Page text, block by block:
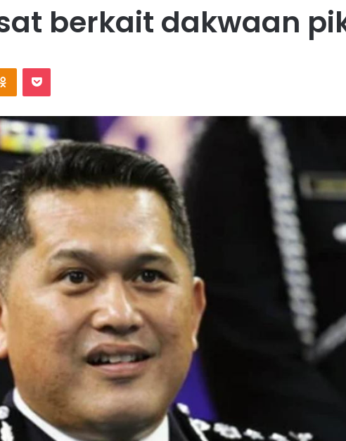
berkait dakwaan